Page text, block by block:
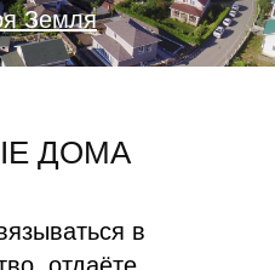
Земля
ДОМА
в